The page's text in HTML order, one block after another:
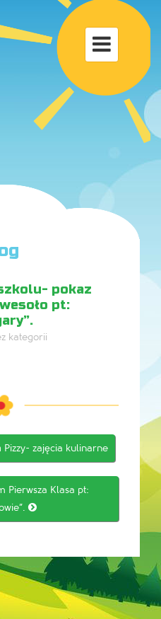
Toggle

pokaz
pt:
kategorii
Pizzy- zajęcia kulinarne
Pierwsza Klasa pt:
